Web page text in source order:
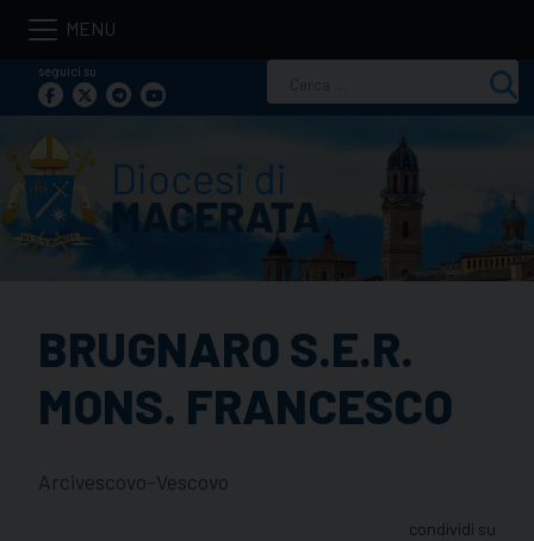
Skip
contentseguici su
per:
BRUGNARO S.E.R.
MONS. FRANCESCO
Arcivescovo-Vescovo
condividi su